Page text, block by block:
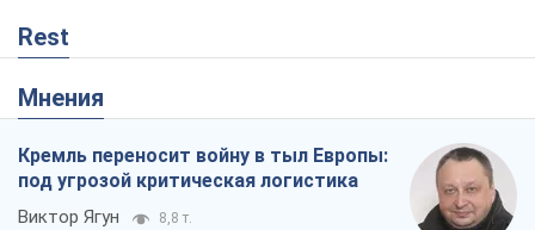
Rest
Мнения
Кремль переносит войну в тыл Европы:
под угрозой критическая логистика
Виктор Ягун 8,8 т.